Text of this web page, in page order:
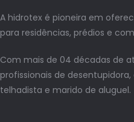
A hidrotex é pioneira em
para residências, prédios e
Com mais de 04 décadas de
profissionais de
telhadista e marido de aluguel.